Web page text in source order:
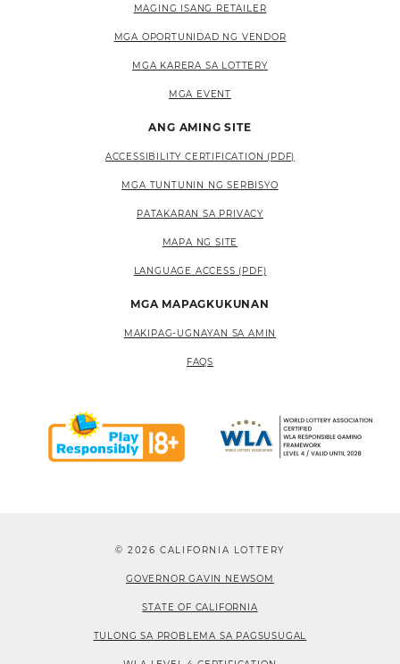
MAGING ISANG RETAILER
MGA OPORTUNIDAD NG VENDOR
MGA KARERA SA LOTTERY
MGA EVENT
ANG AMING SITE
ACCESSIBILITY CERTIFICATION (PDF)
MGA TUNTUNIN NG SERBISYO
PATAKARAN SA PRIVACY
MAPA NG SITE
LANGUAGE ACCESS (PDF)
MGA MAPAGKUKUNAN
MAKIPAG-UGNAYAN SA AMIN
FAQS
© 2026 CALIFORNIA LOTTERY
GOVERNOR GAVIN NEWSOM
STATE OF CALIFORNIA
TULONG SA PROBLEMA SA PAGSUSUGAL